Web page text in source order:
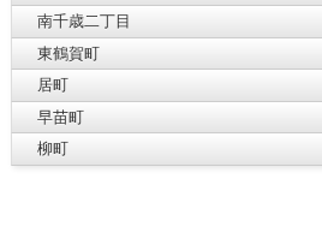
南千歳二丁目
東鶴賀町
居町
早苗町
柳町